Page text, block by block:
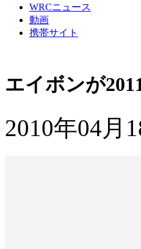
WRCニュース
動画
携帯サイト
エイボンが
2010年04月